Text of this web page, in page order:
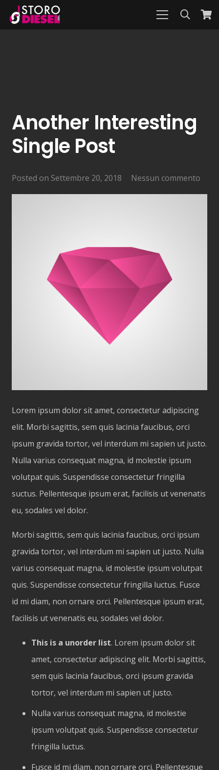
Another Interesting
Single Post
Posted on Settembre 20, 2018 Nessun commento
Lorem ipsum dolor sit amet, consectetur adipiscing
elit. Morbi sagittis, sem quis lacinia faucibus, orci
ipsum gravida tortor, vel interdum mi sapien ut justo.
Nulla varius consequat magna, id molestie ipsum
volutpat quis. Suspendisse consectetur fringilla
suctus. Pellentesque ipsum erat, facilisis ut venenatis
eu, sodales vel dolor.
Morbi sagittis, sem quis lacinia faucibus, orci ipsum
gravida tortor, vel interdum mi sapien ut justo. Nulla
varius consequat magna, id molestie ipsum volutpat
quis. Suspendisse consectetur fringilla luctus. Fusce
id mi diam, non ornare orci. Pellentesque ipsum erat,
facilisis ut venenatis eu, sodales vel dolor.
This is a unorder list. Lorem ipsum dolor sit
amet, consectetur adipiscing elit. Morbi sagittis,
sem quis lacinia faucibus, orci ipsum gravida
tortor, vel interdum mi sapien ut justo.
Nulla varius consequat magna, id molestie
ipsum volutpat quis. Suspendisse consectetur
fringilla luctus.
Fusce id mi diam, non ornare orci. Pellentesque